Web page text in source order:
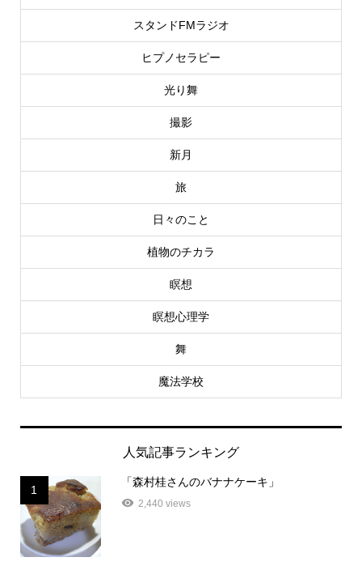
スタンドFMラジオ
ヒプノセラピー
光り舞
撮影
新月
旅
日々のこと
植物のチカラ
瞑想
瞑想心理学
舞
魔法学校
人気記事ランキング
1
「森村桂さんのバナナケーキ」
2,440 views